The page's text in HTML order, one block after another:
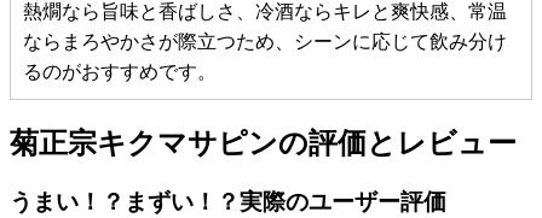
熱燗なら旨味と香ばしさ、冷酒ならキレと爽快感、常温
ならまろやかさが際立つため、シーンに応じて飲み分け
るのがおすすめです。
菊正宗キクマサピンの評価とレビュー
うまい！？まずい！？実際のユーザー評価